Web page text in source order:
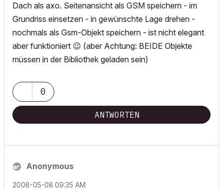
Dach als axo. Seitenansicht als GSM speichern - im
Grundriss einsetzen - in gewünschte Lage drehen -
nochmals als Gsm-Objekt speichern - ist nicht elegant
aber funktioniert 😉 (aber Achtung: BEIDE Objekte
müssen in der Bibliothek geladen sein)
0
ANTWORTEN
Anonymous
‎2008-05-08 09:35 AM